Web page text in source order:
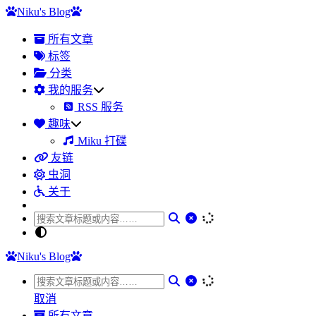
Niku's Blog
所有文章
标签
分类
我的服务
RSS 服务
趣味
Miku 打碟
友链
虫洞
关于
Niku's Blog
取消